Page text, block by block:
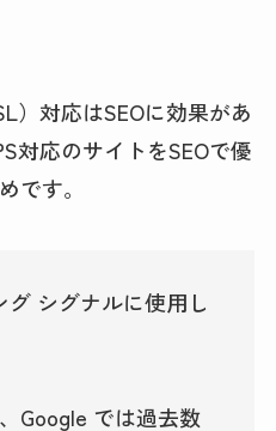
）対応はSEOに効果があ
対応のサイトをSEOで優
です。
シグナルに使用し
Google では過去数